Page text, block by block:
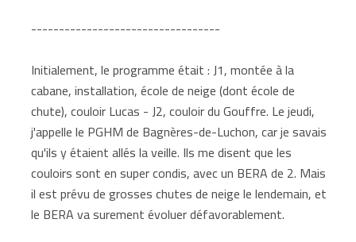
----------------------------------
Initialement, le programme était : J1, montée à la
cabane, installation, école de neige (dont école de
chute), couloir Lucas - J2, couloir du Gouffre. Le jeudi,
j'appelle le PGHM de Bagnères-de-Luchon, car je savais
qu'ils y étaient allés la veille. Ils me disent que les
couloirs sont en super condis, avec un BERA de 2. Mais
il est prévu de grosses chutes de neige le lendemain, et
le BERA va surement évoluer défavorablement.